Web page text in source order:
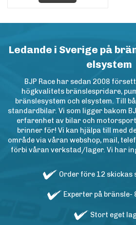
Ledande i Sverige på
elsystem
BJP Race har sedan 2008
högkvalitets bränslespridare,
bränslesystem och elsystem. Till
standardbilar. Vi som ligger bakom
erfarenhet av bilar och
brinner för! Vi kan hjälpa till med
område via våran webshop, mail,
förbi våran verkstad/lager. Vi har
Order före 12 skickas
Experter på bränsle-
Stort eget